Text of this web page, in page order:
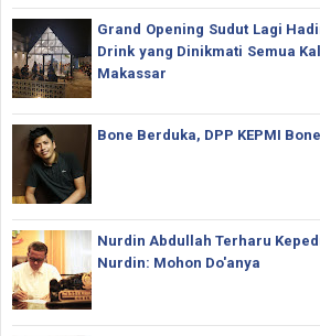
Grand Opening Sudut Lagi
Drink yang Dinikmati Semua
Makassar
Bone Berduka, DPP KEPMI
Nurdin Abdullah Terharu
Nurdin: Mohon Do'anya